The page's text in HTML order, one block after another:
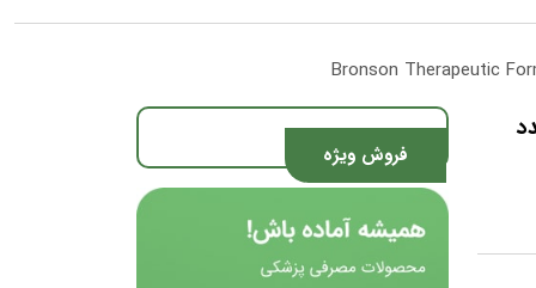
فروش ویژه
برونسون 60 عدد